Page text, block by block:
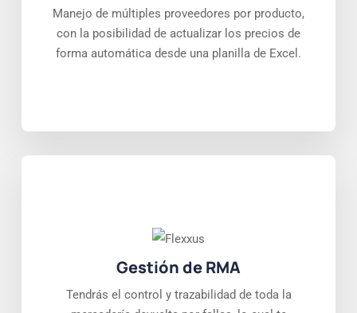
Manejo de múltiples proveedores por producto,
con la posibilidad de actualizar los precios de
forma automática desde una planilla de Excel.
Gestión de RMA
Tendrás el control y trazabilidad de toda la